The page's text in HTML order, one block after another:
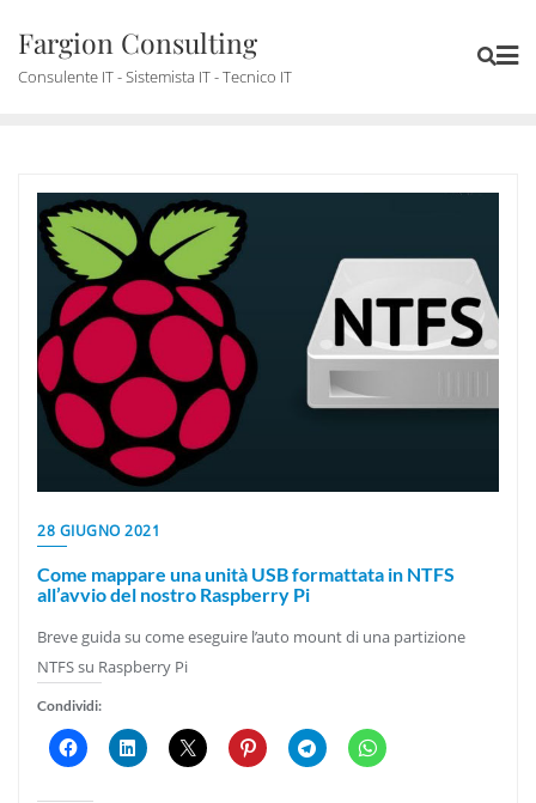
content
Fargion Consulting
Consulente IT - Sistemista IT - Tecnico IT
28 GIUGNO 2021
Come mappare una unità USB formattata in NTFS
all’avvio del nostro Raspberry Pi
Breve guida su come eseguire l’auto mount di una partizione
NTFS su Raspberry Pi
Condividi: